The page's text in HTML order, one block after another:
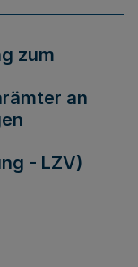
zum
an
- LZV)